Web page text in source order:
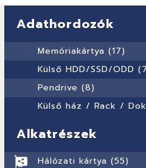
Adathordozók
Memóriakártya (17)
Külső HDD/SSD/ODD
Pendrive (8)
Külső ház / Rack /
Alkatrészek
Hálózati kártya (55)